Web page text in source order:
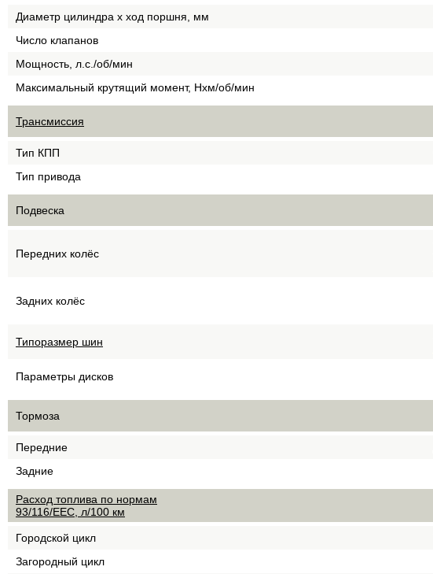
Диаметр цилиндра х ход поршня, мм
Число клапанов
Мощность, л.с./об/мин
Максимальный крутящий момент, Нхм/об/мин
Трансмиссия
Тип КПП
Тип привода
Подвеска
Передних колёс
Задних колёс
Типоразмер шин
Параметры дисков
Тормоза
Передние
Задние
Расход топлива по нормам
93/116/EEC, л/100 км
Городской цикл
Загородный цикл